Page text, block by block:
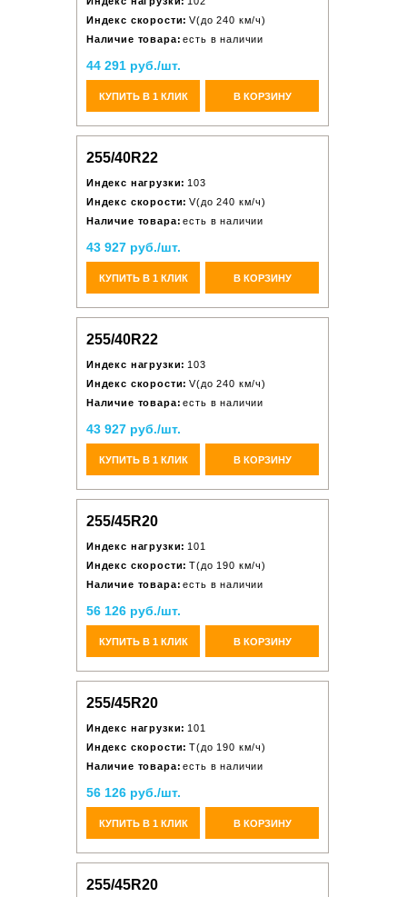
Индекс скорости: V(до 240 км/ч)
Наличие товара: есть в наличии
44 291 руб./шт.
КУПИТЬ В 1 КЛИК В КОРЗИНУ
255/40R22
Индекс нагрузки: 103
Индекс скорости: V(до 240 км/ч)
Наличие товара: есть в наличии
43 927 руб./шт.
КУПИТЬ В 1 КЛИК В КОРЗИНУ
255/40R22
Индекс нагрузки: 103
Индекс скорости: V(до 240 км/ч)
Наличие товара: есть в наличии
43 927 руб./шт.
КУПИТЬ В 1 КЛИК В КОРЗИНУ
255/45R20
Индекс нагрузки: 101
Индекс скорости: T(до 190 км/ч)
Наличие товара: есть в наличии
56 126 руб./шт.
КУПИТЬ В 1 КЛИК В КОРЗИНУ
255/45R20
Индекс нагрузки: 101
Индекс скорости: T(до 190 км/ч)
Наличие товара: есть в наличии
56 126 руб./шт.
КУПИТЬ В 1 КЛИК В КОРЗИНУ
255/45R20